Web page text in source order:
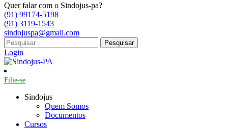
Quer falar com o Sindojus-pa?
(91) 99174-5198
(91) 3119-1543
sindojuspa@gmail.com
Pesquisar
por:
Login
Filie-se
Sindojus
Quem Somos
Documentos
Cursos